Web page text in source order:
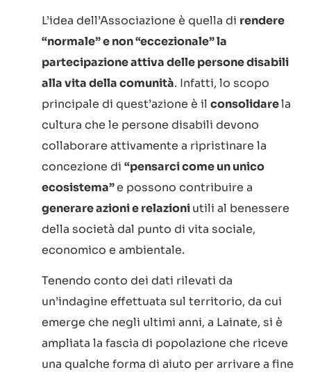
L’idea dell’Associazione è quella di rendere
“normale” e non “eccezionale” la
partecipazione attiva delle persone disabili
alla vita della comunità. Infatti, lo scopo
principale di quest’azione è il consolidarela
cultura che le persone disabili devono
collaborare attivamente a ripristinare la
concezione di “pensarci come un unico
ecosistema”e possono contribuire a
generare azioni e relazioniutili al benessere
della società dal punto di vita sociale,
economico e ambientale.
Tenendo conto dei dati rilevati da
un’indagine effettuata sul territorio, da cui
emerge che negli ultimi anni, a Lainate, si è
ampliata la fascia di popolazione che riceve
una qualche forma di aiuto per arrivare a fine